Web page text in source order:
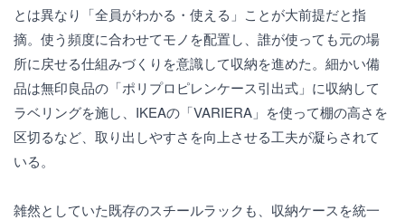
とは異なり「全員がわかる・使える」ことが大前提だと指
摘。使う頻度に合わせてモノを配置し、誰が使っても元の場
所に戻せる仕組みづくりを意識して収納を進めた。細かい備
品は無印良品の「ポリプロピレンケース引出式」に収納して
ラベリングを施し、IKEAの「VARIERA」を使って棚の高さを
区切るなど、取り出しやすさを向上させる工夫が凝らされて
いる。
雑然としていた既存のスチールラックも、収納ケースを統一